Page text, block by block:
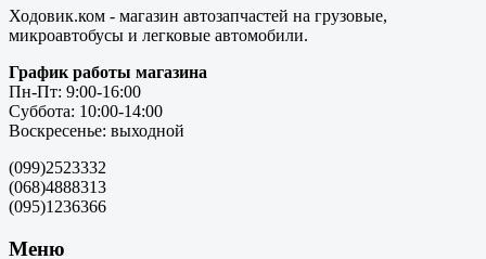
Ходовик.ком - магазин автозапчастей на грузовые,
микроавтобусы и легковые автомобили.
График работы магазина
Пн-Пт: 9:00-16:00
Суббота: 10:00-14:00
Воскресенье: выходной
(099)2523332
(068)4888313
(095)1236366
Меню